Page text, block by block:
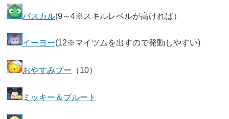
パスカル(9～4※スキルレベルが高ければ）
イーヨー(12※マイツムを出すので発動しやすい)
おやすみプー （10）
ミッキー＆プルート